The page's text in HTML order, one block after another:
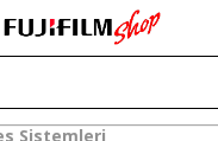
Sistemleri